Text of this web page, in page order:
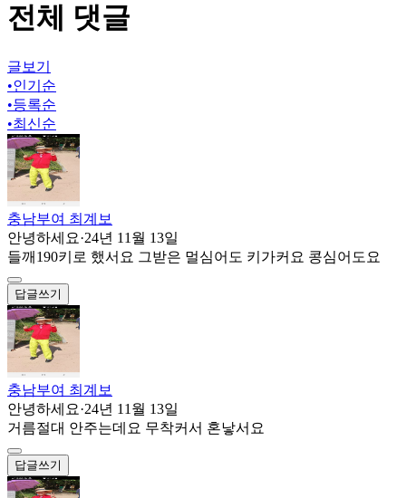
전체 댓글
글보기
•인기순
•등록순
•최신순
충남부여 최계보
안녕하세요·24년 11월 13일
들깨190키로 했서요 그받은 멀심어도 키가커요 콩심어도요
답글쓰기
충남부여 최계보
안녕하세요·24년 11월 13일
거름절대 안주는데요 무착커서 혼낳서요
답글쓰기